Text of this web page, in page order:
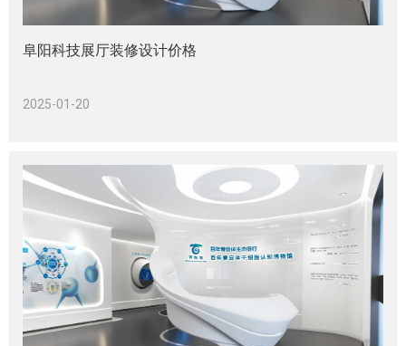
阜阳科技展厅装修设计价格
2025-01-20